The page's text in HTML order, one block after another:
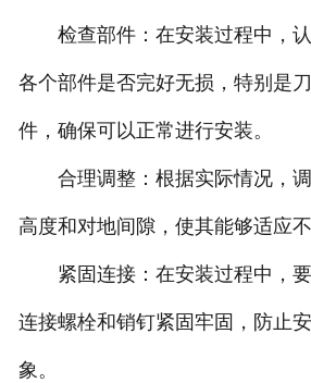
检查部件：在安装过程中，认
各个部件是否完好无损，特别是
件，确保可以正常进行安装。
合理调整：根据实际情况，调
高度和对地间隙，使其能够适应
紧固连接：在安装过程中，要
连接螺栓和销钉紧固牢固，防止
象。